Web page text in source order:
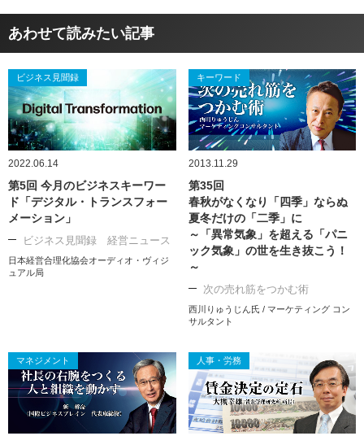
あわせて読みたい記事
ビジネス見聞録
2022.06.14
第5回 今月のビジネスキーワー
ド「デジタル・トランスフォー
メーション」
ビジネス見聞録 経営ニュース
日本経営合理化協会オーディオ・ヴィジ
ュアル局
キーワード
2013.11.29
第35回
春秋がなくなり「四季」ならぬ
夏冬だけの「二季」に
～「異常気象」を超える「パニ
ック気象」の世を生き抜こう！
～
次の売れ筋をつかむ術
西川りゅうじん氏 / マーケティング コン
サルタント
マネジメント 人事・労務